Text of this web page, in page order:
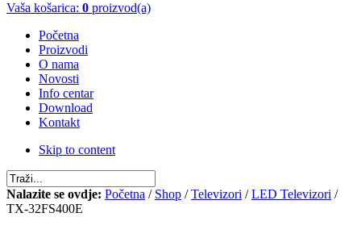
Vaša košarica: 0 proizvod(a)
Početna
Proizvodi
O nama
Novosti
Info centar
Download
Kontakt
Skip to content
Nalazite se ovdje: Početna / Shop /Televizori /LED Televizori /
TX-32FS400E